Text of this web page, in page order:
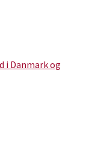
i Danmark og